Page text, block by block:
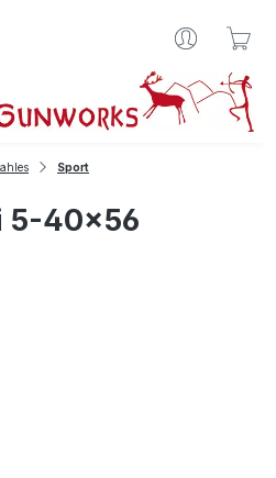
Sport
5-40x56